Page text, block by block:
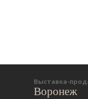
Выставка-
Воронеж